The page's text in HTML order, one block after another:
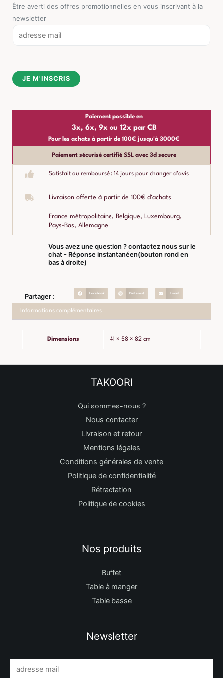
Être averti des offres promotionnelles en vous inscrivant à la
newsletter
m
l
JE M'INSCRIS
Paiement possible en
3x, 6x, 9x ou 12x par CB
Pour les achats à partir de 100€ jusqu'à 3000€
Paiement sécurisé certifié SSL avec 3d secure
Satisfait ou remboursé : 14 jours pour changer d'avis
Livraison offerte à partir de 100€ d'achats
France métropolitaine, Belgique, Luxembourg,
Pays-Bas, Allemagne
Vous avez une question ? contactez nous sur le
chat - Réponse instantanéen(bouton rond en
bas à droite)
Partager : Facebook Pinterest Email
Informations complémentaires
Dimensions 41 × 58 × 82 cm
TAKOORI
Qui sommes-nous ?
Nous contacter
Livraison et retour
Mentions légales
Conditions générales de vente
Politique de confidentialité
Rétractation
Politique de cookies
Nos produits
Buffet
Table à manger
Table basse
Newsletter